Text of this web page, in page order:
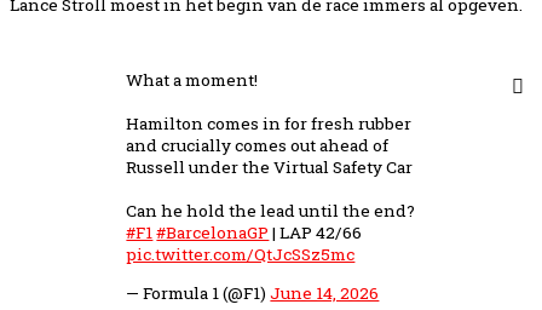
Lance Stroll moest in het begin van de race immers al opgeven.
What a moment!
Hamilton comes in for fresh rubber
and crucially comes out ahead of
Russell under the Virtual Safety Car
Can he hold the lead until the end?
#F1#BarcelonaGP | LAP 42/66
pic.twitter.com/QtJcSSz5mc
— Formula 1 (@F1)June 14, 2026